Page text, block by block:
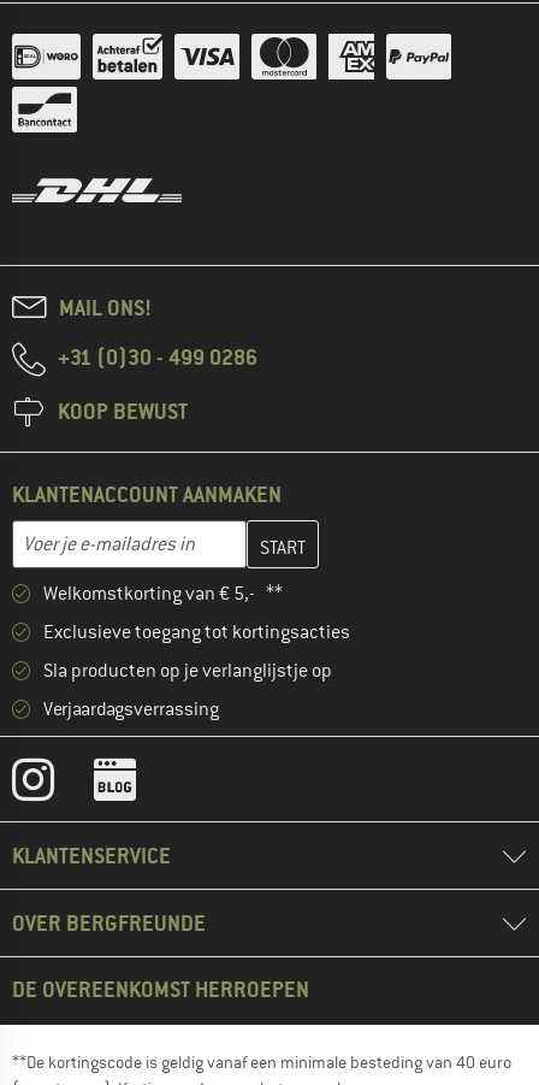
MAIL ONS!
+31 (0)30 - 499 0286
KOOP BEWUST
KLANTENACCOUNT AANMAKEN
E-mailadres
Vul je e-mailadres hier in en maak in de volgende stap je
Welkomstkorting van € 5,- **
Exclusieve toegang tot kortingsacties
Sla producten op je verlanglijstje op
Verjaardagsverrassing
KLANTENSERVICE
OVER BERGFREUNDE
DE OVEREENKOMST HERROEPEN
**De kortingscode is geldig vanaf een minimale besteding van 40 euro